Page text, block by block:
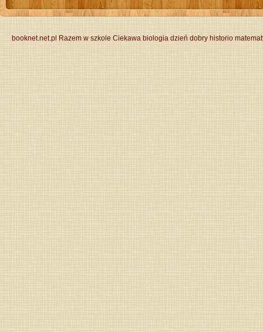
booknet.net.pl Razem w szkole Ciekawa biologia dzień dobry historio